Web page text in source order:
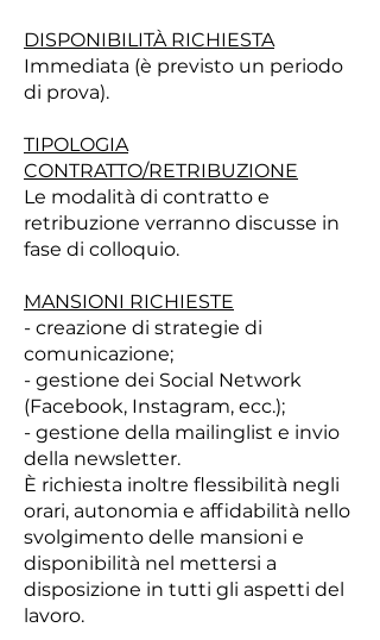
DISPONIBILITÀ RICHIESTA
Immediata (è previsto un periodo
di prova).
TIPOLOGIA
CONTRATTO/RETRIBUZIONE
Le modalità di contratto e
retribuzione verranno discusse in
fase di colloquio.
MANSIONI RICHIESTE
- creazione di strategie di
comunicazione;
- gestione dei Social Network
(Facebook, Instagram, ecc.);
- gestione della mailinglist e invio
della newsletter.
È richiesta inoltre flessibilità negli
orari, autonomia e affidabilità nello
svolgimento delle mansioni e
disponibilità nel mettersi a
disposizione in tutti gli aspetti del
lavoro.